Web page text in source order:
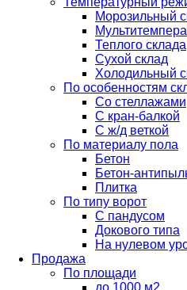
Морозильный
Теплого склада
Сухой склад
Холодильный
По особенностям
Со стеллажами
С кран-балкой
С ж/д веткой
По материалу пола
Бетон
Бетон-
Плитка
По типу ворот
С пандусом
Докового типа
На нулевом
Продажа
По площади
до 1000 м2